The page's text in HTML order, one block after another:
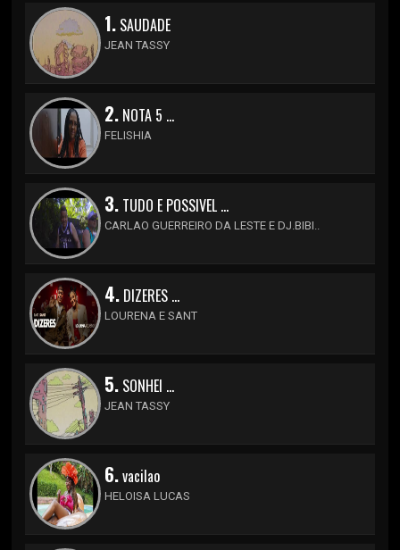
1. SAUDADE
JEAN TASSY
2. NOTA 5 ...
FELISHIA
3. TUDO E POSSIVEL ...
CARLAO GUERREIRO DA LESTE E DJ.BIBI..
4. DIZERES ...
LOURENA E SANT
5. SONHEI ...
JEAN TASSY
6.vacilao
HELOISA LUCAS